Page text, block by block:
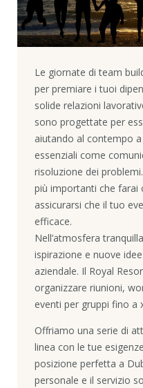
Le giornate di team
per premiare i tuoi
solide relazioni
sono progettate per
aiutando al contempo
essenziali come
risoluzione dei
più importanti che farai
assicurarsi che il tuo
efficace.
Nell’atmosfera
ispirazione e nuove
aziendale. Il Royal
organizzare riunioni,
eventi per gruppi fino a
Offriamo una serie di
linea con le tue
posizione perfetta a
personale e il servizio